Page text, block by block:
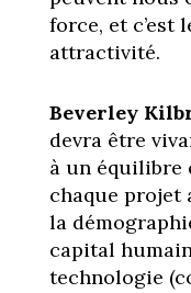
force, et c’est
attractivité.
Beverley
devra être
à un équilibre
chaque projet
la
capital
technologie